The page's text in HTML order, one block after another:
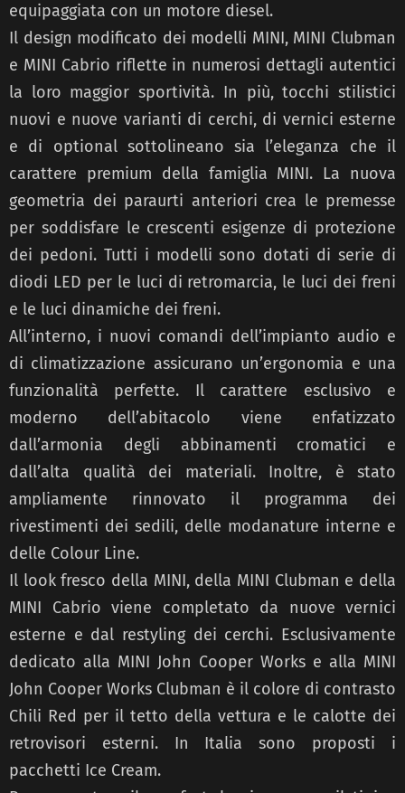
equipaggiata con un motore diesel.
Il design modificato dei modelli MINI, MINI Clubman
e MINI Cabrio riflette in numerosi dettagli autentici
la loro maggior sportività. In più, tocchi stilistici
nuovi e nuove varianti di cerchi, di vernici esterne
e di optional sottolineano sia l’eleganza che il
carattere premium della famiglia MINI. La nuova
geometria dei paraurti anteriori crea le premesse
per soddisfare le crescenti esigenze di protezione
dei pedoni. Tutti i modelli sono dotati di serie di
diodi LED per le luci di retromarcia, le luci dei freni
e le luci dinamiche dei freni.
All’interno, i nuovi comandi dell’impianto audio e
di climatizzazione assicurano un’ergonomia e una
funzionalità perfette. Il carattere esclusivo e
moderno dell’abitacolo viene enfatizzato
dall’armonia degli abbinamenti cromatici e
dall’alta qualità dei materiali. Inoltre, è stato
ampliamente rinnovato il programma dei
rivestimenti dei sedili, delle modanature interne e
delle Colour Line.
Il look fresco della MINI, della MINI Clubman e della
MINI Cabrio viene completato da nuove vernici
esterne e dal restyling dei cerchi. Esclusivamente
dedicato alla MINI John Cooper Works e alla MINI
John Cooper Works Clubman è il colore di contrasto
Chili Red per il tetto della vettura e le calotte dei
retrovisori esterni. In Italia sono proposti i
pacchetti Ice Cream.